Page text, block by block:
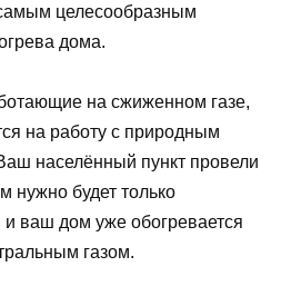
целесообразным
дома.
на сжиженном газе,
на работу с природным
населённый пункт провели
нужно будет только
ваш дом уже обогревается
газом.